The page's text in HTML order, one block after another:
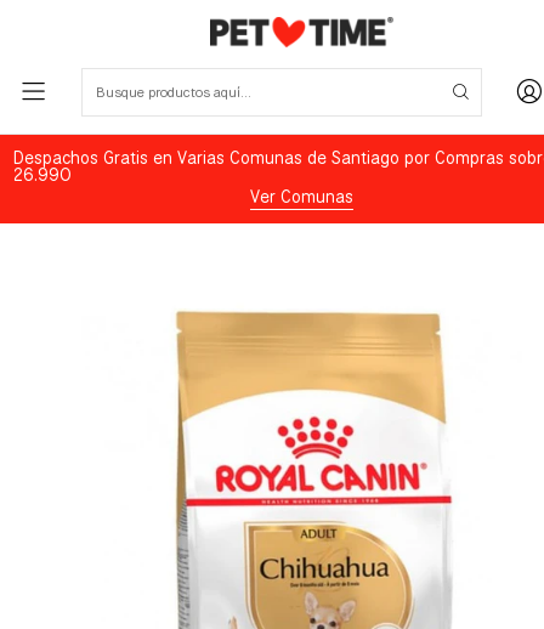
Despachos Gratis en Varias Comunas de Santiago por Compras
26.990
Ver Comunas